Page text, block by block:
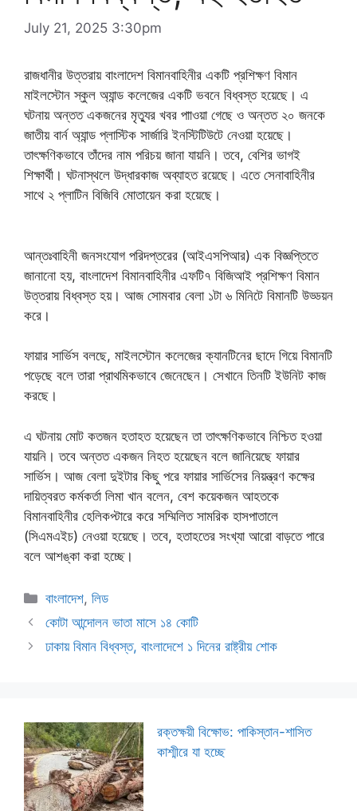
July 21, 2025 3:30pm
রাজধানীর উত্তরায় বাংলাদেশ বিমানবাহিনীর একটি প্রশিক্ষণ বিমান
মাইলস্টোন স্কুল অ্যান্ড কলেজের একটি ভবনে বিধ্বস্ত হয়েছে। এ
ঘটনায় অন্তত একজনের মৃত্যুর খবর পাাওয়া গেছে ও অন্তত ২০ জনকে
জাতীয় বার্ন অ্যান্ড প্লাস্টিক সার্জারি ইনস্টিটিউটে নেওয়া হয়েছে।
তাৎক্ষণিকভাবে তাঁদের নাম পরিচয় জানা যায়নি। তবে, বেশির ভাগই
শিক্ষার্থী। ঘটনাস্থলে উদ্ধারকাজ অব্যাহত রয়েছে। এতে সেনাবাহিনীর
সাথে ২ প্লাটিন বিজিবি মোতায়েন করা হয়েছে।
আন্তঃবাহিনী জনসংযোগ পরিদপ্তরের (আইএসপিআর) এক বিজ্ঞপ্তিতে
জানানো হয়, বাংলাদেশ বিমানবাহিনীর এফটি৭ বিজিআই প্রশিক্ষণ বিমান
উত্তরায় বিধ্বস্ত হয়। আজ সোমবার বেলা ১টা ৬ মিনিটে বিমানটি উড্ডয়ন
করে।
ফায়ার সার্ভিস বলছে, মাইলস্টোন কলেজের ক্যানটিনের ছাদে গিয়ে বিমানটি
পড়েছে বলে তারা প্রাথমিকভাবে জেনেছেন। সেখানে তিনটি ইউনিট কাজ
করছে।
এ ঘটনায় মোট কতজন হতাহত হয়েছেন তা তাৎক্ষণিকভাবে নিশ্চিত হওয়া
যায়নি। তবে অন্তত একজন নিহত হয়েছেন বলে জানিয়েছে ফায়ার
সার্ভিস। আজ বেলা দুইটার কিছু পরে ফায়ার সার্ভিসের নিয়ন্ত্রণ কক্ষের
দায়িত্বরত কর্মকর্তা লিমা খান বলেন, বেশ কয়েকজন আহতকে
বিমানবাহিনীর হেলিকপ্টারে করে সম্মিলিত সামরিক হাসপাতালে
(সিএমএইচ) নেওয়া হয়েছে। তবে, হতাহতের সংখ্যা আরো বাড়তে পারে
বলে আশঙ্কা করা হচ্ছে।
Categories
বাংলাদেশ,লিড
কোটা আন্দোলন ভাতা মাসে ১৪ কোটি
ঢাকায় বিমান বিধ্বস্ত, বাংলাদেশে ১ দিনের রাষ্ট্রীয় শোক
রক্তক্ষয়ী বিক্ষোভ: পাকিস্তান-শাসিত
কাশ্মীরে যা হচ্ছে